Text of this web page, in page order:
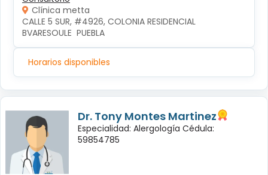
Clínica metta
CALLE 5 SUR, #4926, COLONIA RESIDENCIAL
BVARESOULE  PUEBLA
Horarios disponibles
Dr. Tony Montes Martinez
Especialidad: Alergología Cédula:
59854785